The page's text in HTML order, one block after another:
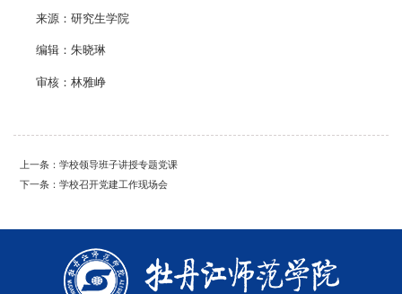
来源：研究生学院
编辑：朱晓琳
审核：林雅峥
上一条：学校领导班子讲授专题党课
下一条：学校召开党建工作现场会